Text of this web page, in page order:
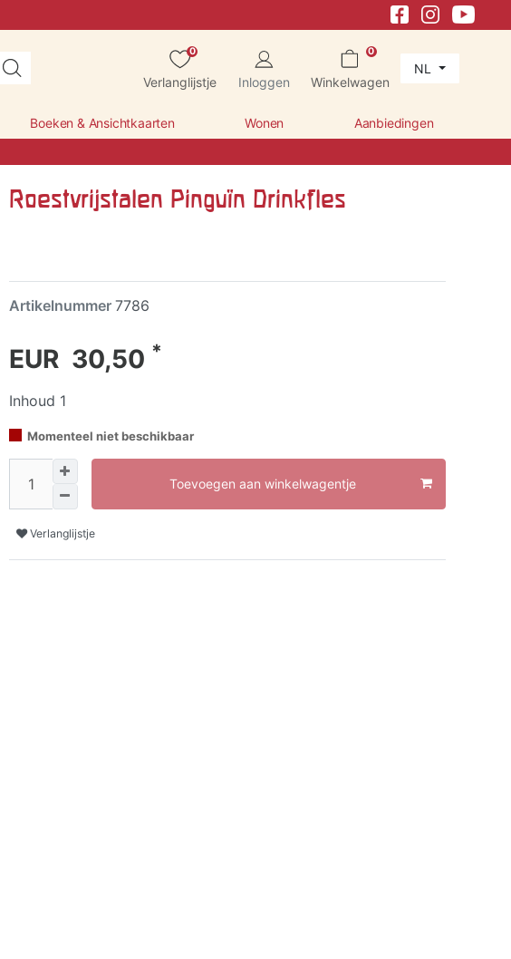
0
Verlanglijstje Inloggen
0
Winkelwagen
NL
Boeken & Ansichtkaarten Wonen Aanbiedingen
Roestvrijstalen Pinguïn Drinkfles
Artikelnummer 7786
EUR 30,50 *
Inhoud 1
Momenteel niet beschikbaar
Toevoegen aan winkelwagentje
Verlanglijstje